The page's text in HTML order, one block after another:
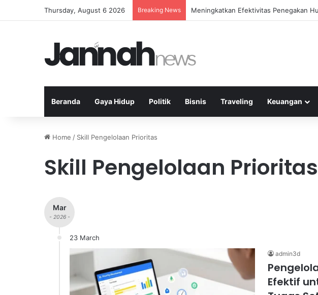
Thursday, August 6 2026 Breaking News Meningkatkan Efektivitas Penegakan
Beranda Gaya Hidup Politik Bisnis Traveling Keuangan
Home / Skill Pengelolaan Prioritas
Skill Pengelolaan Prioritas
Mar
- 2026 -
23 March
admin3d
Efektif